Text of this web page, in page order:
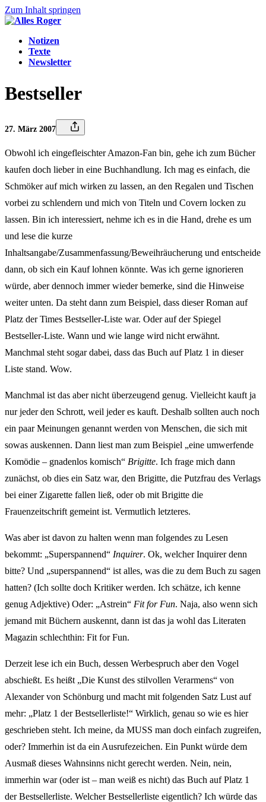
Zum Inhalt springen
Notizen
Texte
Newsletter
Bestseller
27. März 2007
Obwohl ich eingefleischter Amazon-Fan bin, gehe ich zum Bücher
kaufen doch lieber in eine Buchhandlung. Ich mag es einfach, die
Schmöker auf mich wirken zu lassen, an den Regalen und Tischen
vorbei zu schlendern und mich von Titeln und Covern locken zu
lassen. Bin ich interessiert, nehme ich es in die Hand, drehe es um
und lese die kurze
Inhaltsangabe/Zusammenfassung/Beweihräucherung und entscheide
dann, ob sich ein Kauf lohnen könnte. Was ich gerne ignorieren
würde, aber dennoch immer wieder bemerke, sind die Hinweise
weiter unten. Da steht dann zum Beispiel, dass dieser Roman auf
Platz der Times Bestseller-Liste war. Oder auf der Spiegel
Bestseller-Liste. Wann und wie lange wird nicht erwähnt.
Manchmal steht sogar dabei, dass das Buch auf Platz 1 in dieser
Liste stand. Wow.
Manchmal ist das aber nicht überzeugend genug. Vielleicht kauft ja
nur jeder den Schrott, weil jeder es kauft. Deshalb sollten auch noch
ein paar Meinungen genannt werden von Menschen, die sich mit
sowas auskennen. Dann liest man zum Beispiel „eine umwerfende
Komödie – gnadenlos komisch“ Brigitte. Ich frage mich dann
zunächst, ob dies ein Satz war, den Brigitte, die Putzfrau des Verlags
bei einer Zigarette fallen ließ, oder ob mit Brigitte die
Frauenzeitschrift gemeint ist. Vermutlich letzteres.
Was aber ist davon zu halten wenn man folgendes zu Lesen
bekommt: „Superspannend“ Inquirer. Ok, welcher Inquirer denn
bitte? Und „superspannend“ ist alles, was die zu dem Buch zu sagen
hatten? (Ich sollte doch Kritiker werden. Ich schätze, ich kenne
genug Adjektive) Oder: „Astrein“ Fit for Fun. Naja, also wenn sich
jemand mit Büchern auskennt, dann ist das ja wohl das Literaten
Magazin schlechthin: Fit for Fun.
Derzeit lese ich ein Buch, dessen Werbespruch aber den Vogel
abschießt. Es heißt „Die Kunst des stilvollen Verarmens“ von
Alexander von Schönburg und macht mit folgenden Satz Lust auf
mehr: „Platz 1 der Bestsellerliste!“ Wirklich, genau so wie es hier
geschrieben steht. Ich meine, da MUSS man doch einfach zugreifen,
oder? Immerhin ist da ein Ausrufezeichen. Ein Punkt würde dem
Ausmaß dieses Wahnsinns nicht gerecht werden. Nein, nein,
immerhin war (oder ist – man weiß es nicht) das Buch auf Platz 1
der Bestsellerliste. Welcher Bestsellerliste eigentlich? Ich würde das